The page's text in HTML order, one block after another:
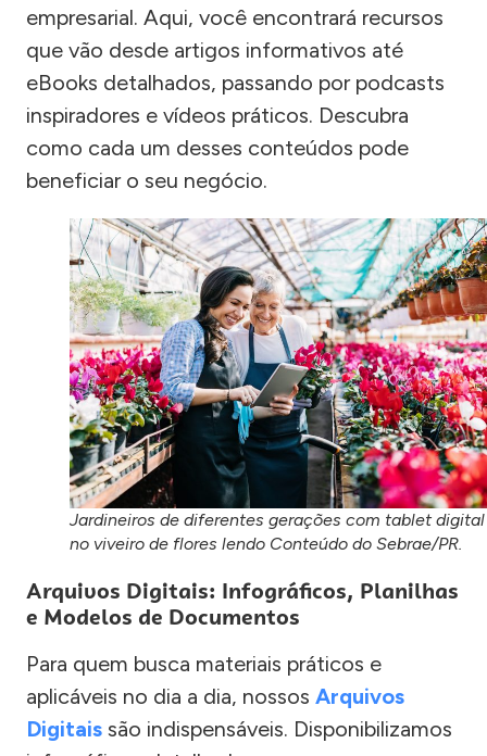
empresarial. Aqui, você encontrará recursos
que vão desde artigos informativos até
eBooks detalhados, passando por podcasts
inspiradores e vídeos práticos. Descubra
como cada um desses conteúdos pode
beneficiar o seu negócio.
Jardineiros de diferentes gerações com tablet digital
no viveiro de flores lendo Conteúdo do Sebrae/PR.
Arquivos Digitais: Infográficos, Planilhas
e Modelos de Documentos
Para quem busca materiais práticos e
aplicáveis no dia a dia, nossos Arquivos
Digitais são indispensáveis. Disponibilizamos